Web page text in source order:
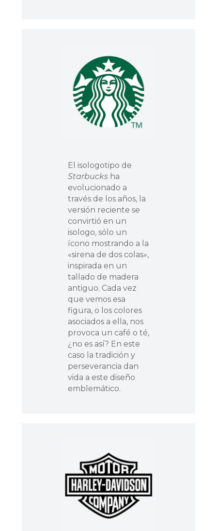
El isologotipo de
Starbucksha
evolucionado a
través de los años, la
versión reciente se
convirtió en un
isologo, sólo un
ícono mostrando a la
«sirena de dos colas»,
inspirada en un
tallado de madera
antiguo. Cada vez
que vemos esa
figura, o los colores
asociados a ella, nos
provoca un café o té,
¿no es así? En este
caso la tradición y
perseverancia dan
vida a este diseño
emblemático.